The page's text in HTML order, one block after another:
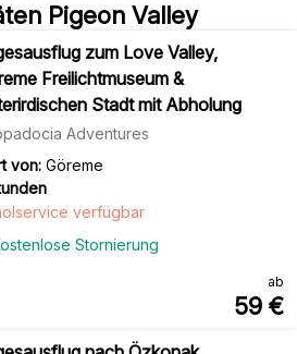
Pigeon Valley
zum Love Valley,
Freilichtmuseum &
Stadt mit Abholung
Adventures
von: Göreme
Stornierung
verfügbar
ab
59 €